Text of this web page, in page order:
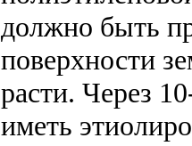
должно быть
поверхности
расти. Через
иметь